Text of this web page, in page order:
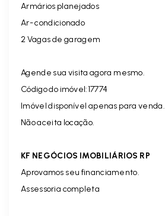
Armários planejados
Ar- condicionado
2 Vagas de garagem
Agende sua visita agora mesmo.
Código do imóvel:17774
Imóvel disponível apenas para venda.
Não aceita locação.
KF NEGÓCIOS IMOBILIÁRIOS RP
Aprovamos seu financiamento.
Assessoria completa